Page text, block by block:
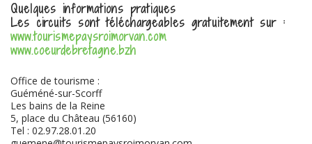
Quelques informations pratiques
Les circuits sont téléchargeables gratuitement sur :
www.tourismepaysroimorvan.com
www.coeurdebretagne.bzh
Office de tourisme :
Guéméné-sur-Scorff
Les bains de la Reine
5, place du Château (56160)
Tel : 02.97.28.01.20